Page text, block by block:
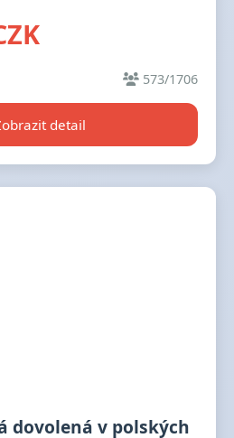
573/1706
detail
dovolená v polských